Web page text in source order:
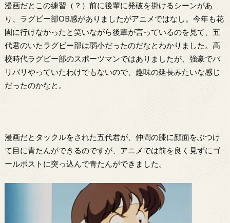
漫画だとこの練習（？）前に後輩に発破を掛けるシーンがあ
り、ラグビー部OB感がありましたがアニメではなし。今年も花
園に行けなかったと笑いながら後輩が言っているのを見て、五
代君のいたラグビー部は弱小だったのだなとわかりました。高
校時代ラグビー部のスポーツマンではありましたが、強豪でバ
リバリやっていたわけでもないので、趣味の延長みたいな感じ
だったのかなと。
漫画だとタックルをされた五代君が、仲間の膝に顔面をぶつけ
て目に青たんができるのですが、アニメでは前を良く見ずにゴ
ールポストに突っ込んで青たんができました。